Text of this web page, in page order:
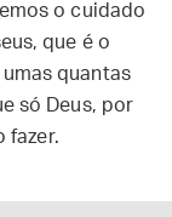
o cuidado
que é o
quantas
só Deus, por
fazer.